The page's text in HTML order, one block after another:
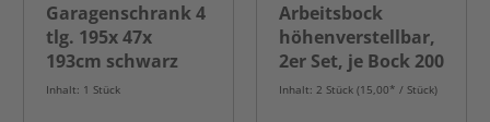
Garagenschrank 4
tlg. 195x 47x
193cm schwarz
Inhalt: 1 Stück
Arbeitsbock
höhenverstellbar,
2er Set, je Bock 200
kg Traglast
Inhalt: 2 Stück (15,00* / Stück)